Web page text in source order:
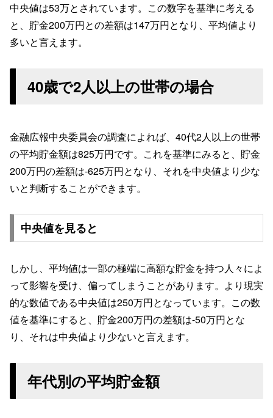
中央値は53万とされています。この数字を基準に考える
と、貯金200万円との差額は147万円となり、平均値より
多いと言えます。
40歳で2人以上の世帯の場合
金融広報中央委員会の調査によれば、40代2人以上の世帯
の平均貯金額は825万円です。これを基準にみると、貯金
200万円の差額は-625万円となり、それを中央値より少な
いと判断することができます。
中央値を見ると
しかし、平均値は一部の極端に高額な貯金を持つ人々によ
って影響を受け、偏ってしまうことがあります。より現実
的な数値である中央値は250万円となっています。この数
値を基準にすると、貯金200万円の差額は-50万円とな
り、それは中央値より少ないと言えます。
年代別の平均貯金額